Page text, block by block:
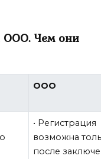
ООО. Чем они
ООО
• Регистрация
возможна
после